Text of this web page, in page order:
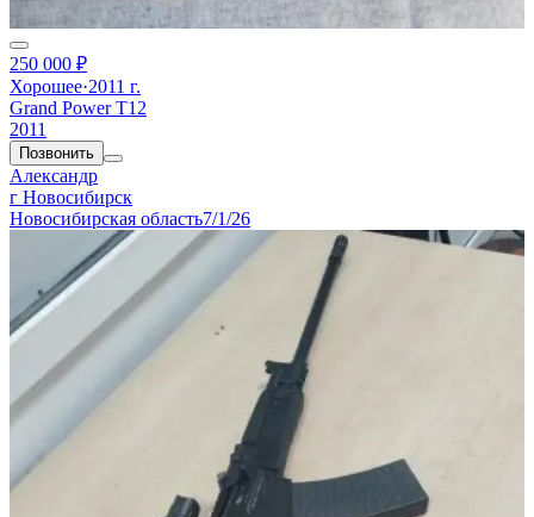
250 000 ₽
Хорошее·2011 г.
Grand Power T12
2011
Позвонить
Александр
г Новосибирск
Новосибирская область7/1/26